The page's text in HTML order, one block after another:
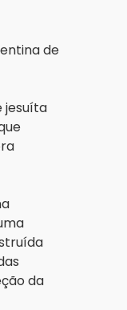
de
jesuíta
da